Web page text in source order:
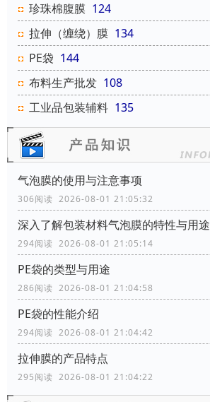
珍珠棉腹膜 124
拉伸（缠绕）膜 134
PE袋 144
布料生产批发 108
工业品包装辅料 135
气泡膜的使用与注意事项
306阅读 2026-08-01 21:05:32
深入了解包装材料气泡膜的特性与用途
294阅读 2026-08-01 21:05:14
PE袋的类型与用途
286阅读 2026-08-01 21:04:58
‌‌‌PE袋的性能介绍
294阅读 2026-08-01 21:04:42
拉伸膜的产品特点
295阅读 2026-08-01 21:04:22